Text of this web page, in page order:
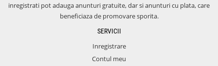
inregistrati pot adauga anunturi gratuite, dar si anunturi cu plata, care
beneficiaza de promovare sporita.
SERVICII
Inregistrare
Contul meu